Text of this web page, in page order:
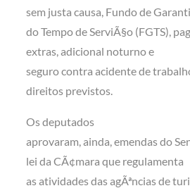
sem justa causa, Fundo de
do Tempo de ServiÃ§o (FGTS),
extras, adicional noturno e
seguro contra acidente de
direitos previstos.
Os deputados
aprovaram, ainda, emendas do
lei da CÃ¢mara que regulamenta
as atividades das agÃªncias de